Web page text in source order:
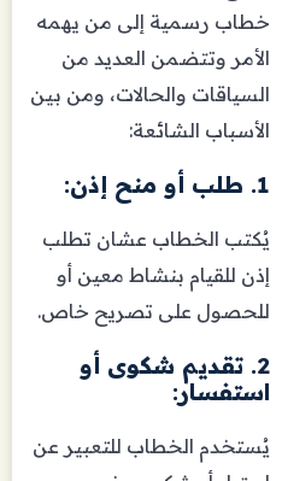
خطاب رسمية إلى من يهمه
الأمر وتتضمن العديد من
السياقات والحالات، ومن بين
الأسباب الشائعة:
1. طلب أو منح إذن:
يُكتب الخطاب عشان تطلب
إذن للقيام بنشاط معين أو
للحصول على تصريح خاص.
2. تقديم شكوى أو
استفسار:
يُستخدم الخطاب للتعبير عن